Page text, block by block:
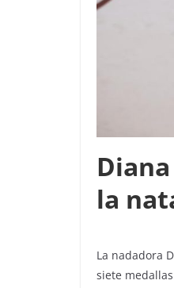
la
La nadadora
siete